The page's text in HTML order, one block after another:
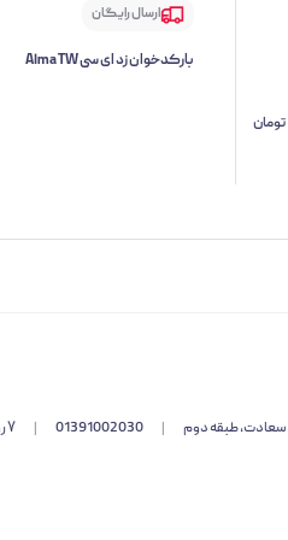
تومان
ارسال رایگان
بارکدخوان زد ای سی Alma TW
|
01391002030
| ۷ روز هفته، ۲۴ ساعته پاسخگوی شما هستیم